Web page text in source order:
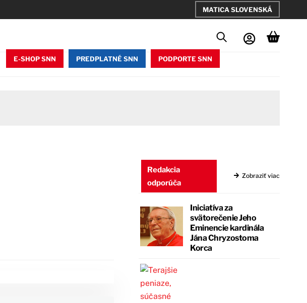
MATICA SLOVENSKÁ
E-SHOP SNN PREDPLATNÉ SNN PODPORTE SNN
Redakcia
odporúča
Zobraziť viac
Iniciatíva za
svätorečenie Jeho
Eminencie kardinála
Jána Chryzostoma
Korca